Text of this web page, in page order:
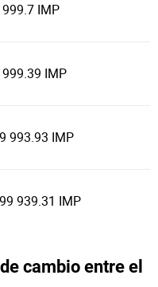
IMP
IMP
993.93 IMP
939.31 IMP
cambio entre el